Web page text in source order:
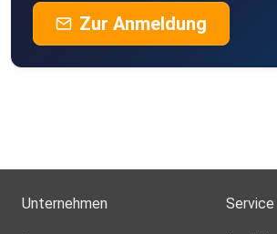
Zur Anmeldung
Unternehmen Service